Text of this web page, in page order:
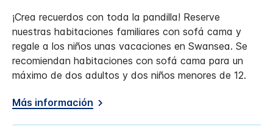
¡Crea recuerdos con toda la pandilla! Reserve
nuestras habitaciones familiares con sofá cama y
regale a los niños unas vacaciones en Swansea. Se
recomiendan habitaciones con sofá cama para un
máximo de dos adultos y dos niños menores de 12.
Más información